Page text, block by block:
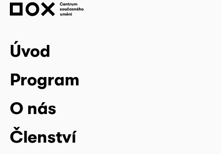
Úvod
Program
O nás
Členství